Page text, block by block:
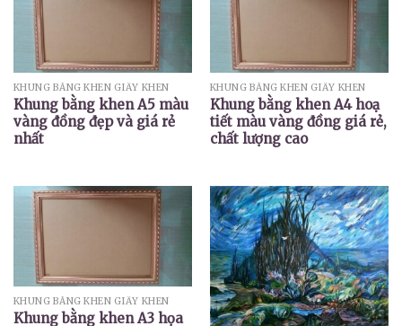
KHUNG BẰNG KHEN GIẤY KHEN
Khung bằng khen A5 màu
vàng đồng đẹp và giá rẻ
nhất
KHUNG BẰNG KHEN GIẤY KHEN
Khung bằng khen A4 hoạ
tiết màu vàng đồng giá rẻ,
chất lượng cao
KHUNG BẰNG KHEN GIẤY KHEN
Khung bằng khen A3 họa